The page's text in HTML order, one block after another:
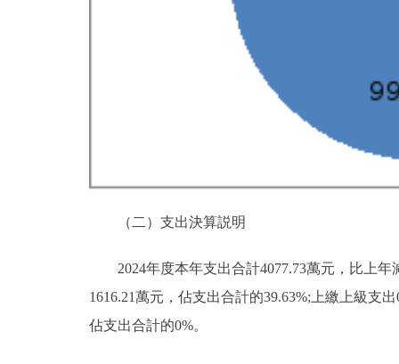
（二）支出決算説明
2024年度本年支出合計4077.73萬元，比上
1616.21萬元，佔支出合計的39.63%;上繳上級支
佔支出合計的0%。